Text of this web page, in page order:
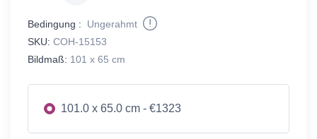
Bedingung :
Ungerahmt
SKU: COH-15153
Bildmaß: 101 x 65 cm
101.0 x 65.0 cm - €1323